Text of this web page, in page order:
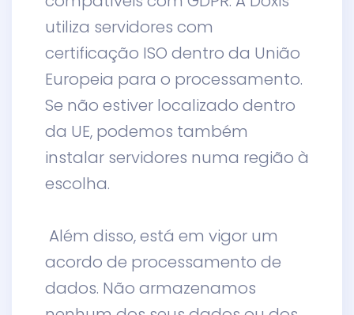
utiliza servidores com
certificação ISO dentro da União
Europeia para o processamento.
Se não estiver localizado dentro
da UE, podemos também
instalar servidores numa região à
escolha.
Além disso, está em vigor um
acordo de processamento de
dados. Não armazenamos